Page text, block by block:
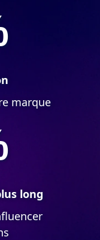
marque
long